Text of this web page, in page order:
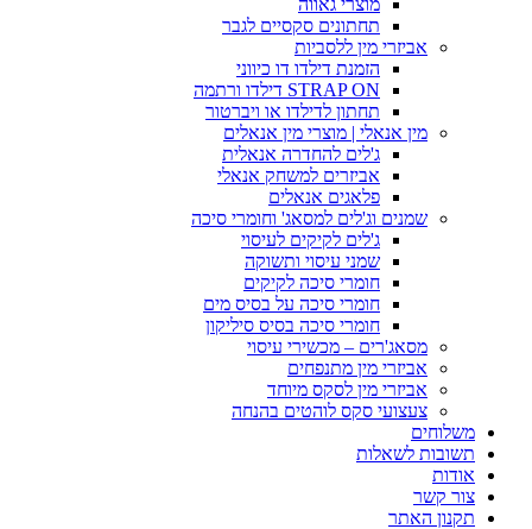
תחתונים סקסיים לגבר
אביזרי מין ללסביות
הזמנת דילדו דו כיווני
STRAP ON דילדו ורתמה
תחתון לדילדו או ויברטור
מין אנאלי | מוצרי מין אנאלים
ג'לים להחדרה אנאלית
אביזרים למשחק אנאלי
פלאגים אנאלים
שמנים וג'לים למסאג' וחומרי סיכה
ג'לים לקיקים לעיסוי
שמני עיסוי ותשוקה
חומרי סיכה לקיקים
חומרי סיכה על בסיס מים
חומרי סיכה בסיס סיליקון
מסאג'רים – מכשירי עיסוי
אביזרי מין מתנפחים
אביזרי מין לסקס מיוחד
צעצועי סקס לוהטים בהנחה
משלוחים
תשובות לשאלות
אודות
צור קשר
תקנון האתר